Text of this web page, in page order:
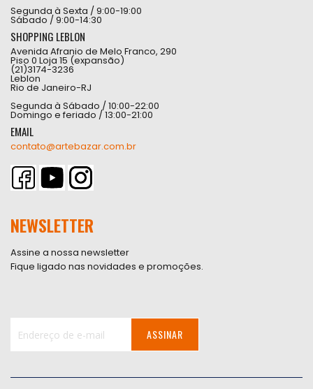
Segunda à Sexta / 9:00-19:00
Sábado / 9:00-14:30
SHOPPING LEBLON
Avenida Afranio de Melo Franco, 290
Piso 0 Loja 15 (expansão)
(21)3174-3236
Leblon
Rio de Janeiro-RJ
Segunda à Sábado / 10:00-22:00
Domingo e feriado / 13:00-21:00
EMAIL
contato@artebazar.com.br
NEWSLETTER
Assine a nossa newsletter
Fique ligado nas novidades e promoções.
ASSINAR